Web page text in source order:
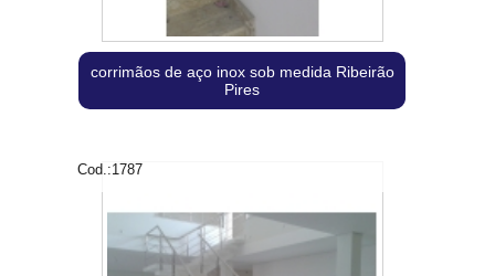
corrimãos de aço inox sob medida Ribeirão
Pires
Cod.:1787